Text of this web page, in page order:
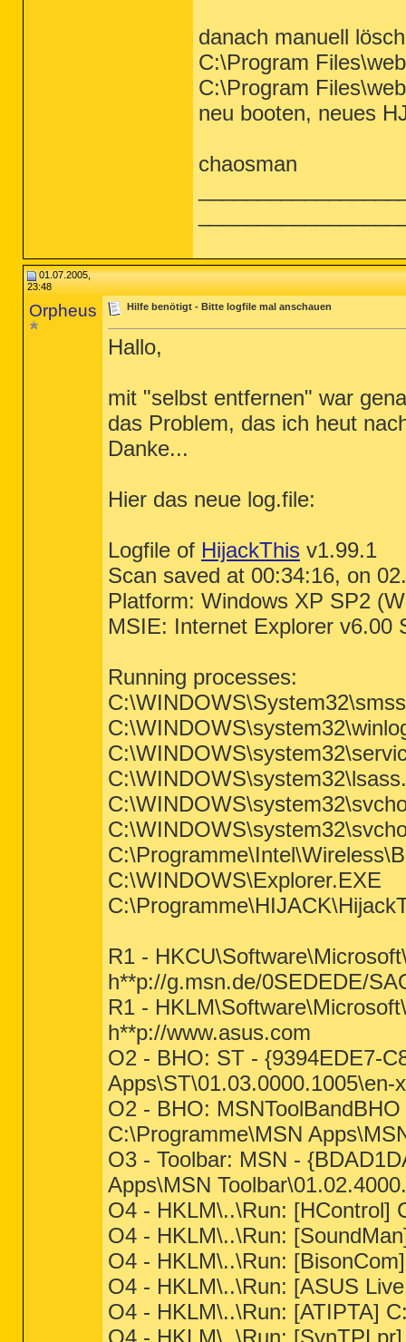
danach manuell
C:\Program
C:\Program
neu booten, neues
chaosman
01.07.2005,
23:48
Orpheus Hilfe benötigt - Bitte logfile mal anschauen
Hallo,
mit "selbst entfernen" war
das Problem, das ich heut
Danke...
Hier das neue log.file:
Logfile of HijackThis v1.99.1
Scan saved at 00:34:16, on
Platform: Windows XP SP2
MSIE: Internet Explorer v6.00
Running processes:
C:\WINDOWS\Explorer.EXE
R1 -
h**p://g.msn.de/0SEDEDE/
R1 -
h**p://www.asus.com
O2 - BHO: ST - {9394EDE7-
Apps\ST\01.03.0000.1005\en-
O2 - BHO:
C:\Programme\MSN
O3 - Toolbar: MSN -
Apps\MSN
O4 - HKLM\..\Run: [HControl]
O4 - HKLM\..\Run:
O4 - HKLM\..\Run:
O4 - HKLM\..\Run: [ASUS
O4 - HKLM\..\Run: [ATIPTA]